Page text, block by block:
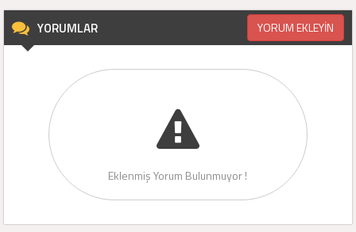
YORUMLAR YORUM EKLEYİN
Eklenmiş Yorum Bulunmuyor !